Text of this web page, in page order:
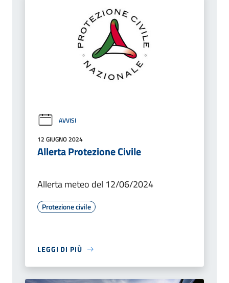
AVVISI
12 GIUGNO 2024
Allerta Protezione Civile
Allerta meteo del 12/06/2024
Protezione civile
LEGGI DI PIÙ